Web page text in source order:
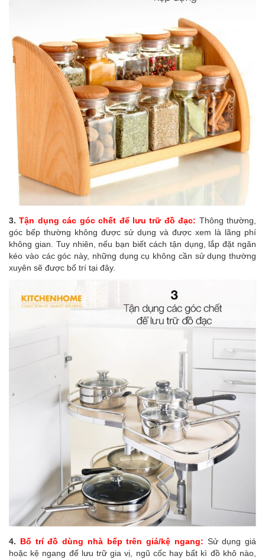
3.Tận dụng các góc chết để lưu trữ đồ đạc: Thông thường,
góc bếp thường không được sử dụng và được xem là lãng phí
không gian. Tuy nhiên, nếu bạn biết cách tận dụng, lắp đặt ngăn
kéo vào các góc này, những dụng cụ không cần sử dụng thường
xuyên sẽ được bố trí tại đây.
4. Bố trí đồ dùng nhà bếp trên giá/kệ ngang: Sử dụng giá
hoặc kệ ngang để lưu trữ gia vị, ngũ cốc hay bất kì đồ khô nào,